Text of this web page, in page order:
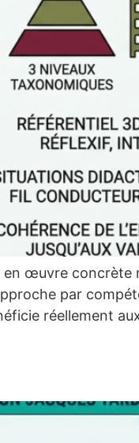
œuvre concrète
par
réellement